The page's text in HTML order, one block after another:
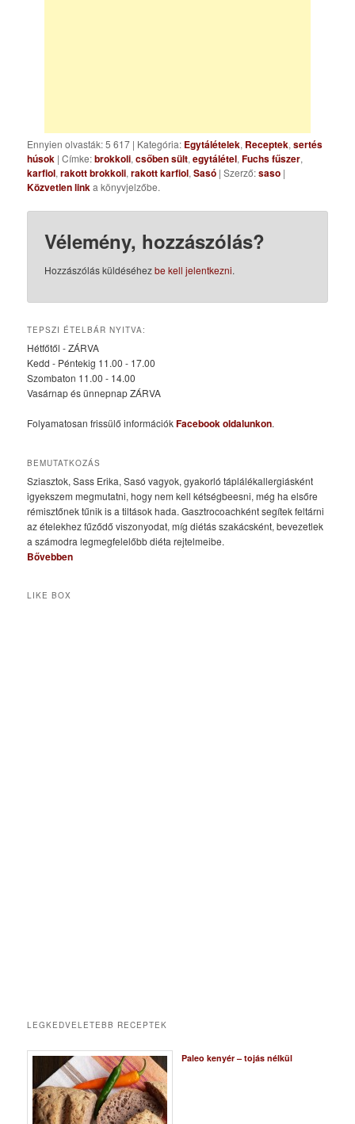
Ennyien olvasták: 5 617 | Kategória: Egytálételek, Receptek,sertés
húsok | Címke:brokkoli,csőben sült,egytálétel,Fuchs fűszer,
karfiol,rakott brokkoli,rakott karfiol,Sasó | Szerző:saso |
Közvetlen linka könyvjelzőbe.
Vélemény, hozzászólás?
Hozzászólás küldéséhezbe kell jelentkezni.
TEPSZI ÉTELBÁR NYITVA:
Hétfőtől - ZÁRVA
Kedd - Péntekig 11.00 - 17.00
Szombaton 11.00 - 14.00
Vasárnap és ünnepnap ZÁRVA
Folyamatosan frissülő információkFacebook oldalunkon.
BEMUTATKOZÁS
Sziasztok, Sass Erika, Sasó vagyok, gyakorló táplálékallergiásként
igyekszem megmutatni, hogy nem kell kétségbeesni, még ha elsőre
rémisztőnek tűnik is a tiltások hada. Gasztrocoachként segítek feltárni
az ételekhez fűződő viszonyodat, míg diétás szakácsként, bevezetlek
a számodra legmegfelelőbb diéta rejtelmeibe.
Bővebben
LIKE BOX
LEGKEDVELETEBB RECEPTEK
Paleo kenyér – tojás nélkül